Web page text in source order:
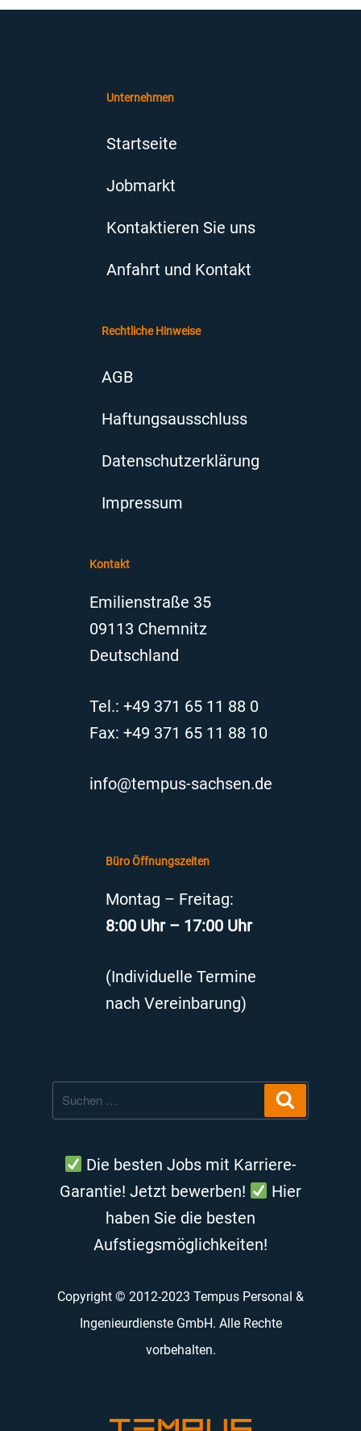
Unternehmen
Startseite
Jobmarkt
Kontaktieren Sie uns
Anfahrt und Kontakt
Rechtliche Hinweise
AGB
Haftungsausschluss
Datenschutzerklärung
Impressum
Kontakt
Emilienstraße 35
09113 Chemnitz
Deutschland
Tel.: +49 371 65 11 88 0
Fax: +49 371 65 11 88 10
info@tempus-sachsen.de
Büro Öffnungszeiten
Montag – Freitag:
8:00 Uhr – 17:00 Uhr
(Individuelle Termine
nach Vereinbarung)
Suche
nach:
Die besten Jobs mit Karriere-
Garantie! Jetzt bewerben!
Hier
haben Sie die besten
Aufstiegsmöglichkeiten!
Copyright © 2012-2023 Tempus Personal &
Ingenieurdienste GmbH. Alle Rechte
vorbehalten.